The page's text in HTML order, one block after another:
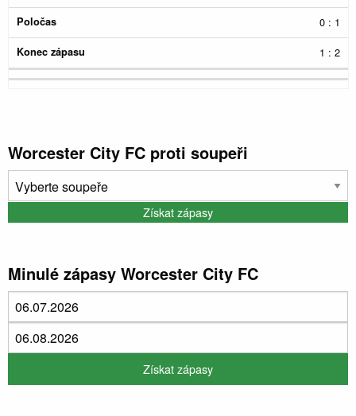
0 : 1
1 : 2
Worcester City FC proti soupeři
Minulé zápasy Worcester City FC